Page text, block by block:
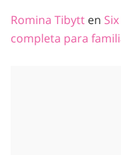
Romina Tibytt en
completa para